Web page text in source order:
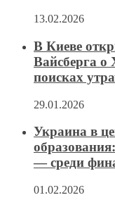
13.02.2026
В Киеве
Вайсберга
поисках
29.01.2026
Украина в
— среди
01.02.2026